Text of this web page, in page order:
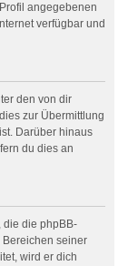
angegebenen
verfügbar und
den von dir
zur Übermittlung
Darüber hinaus
du dies an
die die phpBB-
Bereichen seiner
wird er dich